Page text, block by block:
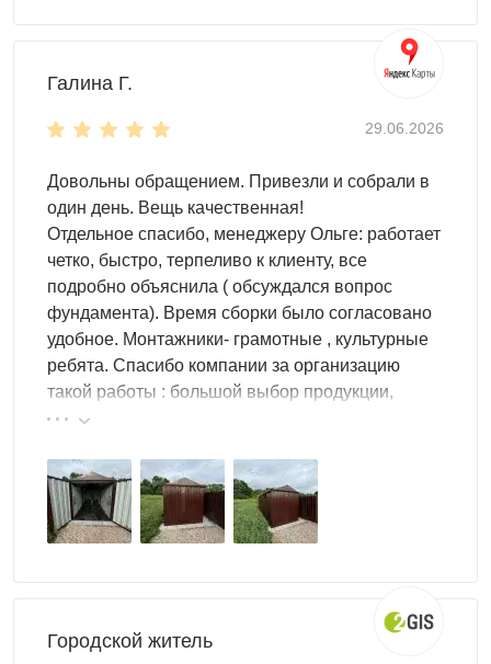
запас дров и т.д.
Но и это еще не все, что можно хранить в контейнере
специальные системы хранения
: шкафы, стеллажи и
Выбор дизайна
Дизайн для блок-контейнера может быть любым. Мы
предлагаем различные варианты оформления на
любой вкус. Хозблок будет красивым и эстетичным!
Выбирайте из широкой палитры цветов. Это может
быть красный, синий или зеленый цвет –любой
оттенок
будет смотреться очень необычно.
Чтобы выделить бренд, мы нанесем на контейнер
логотип. Возможно также нанесение любых
Блок-контейнер отличается
сборно-разборной
Галина Г.
29.06.2026
Довольны обращением. Привезли и собрали в
один день. Вещь качественная!
Отдельное спасибо, менеджеру Ольге: работает
четко, быстро, терпеливо к клиенту, все
подробно объяснила ( обсуждался вопрос
фундамента). Время сборки было согласовано
удобное. Монтажники- грамотные , культурные
ребята. Спасибо компании за организацию
такой работы : большой выбор продукции,
реальные цены.
Городской житель